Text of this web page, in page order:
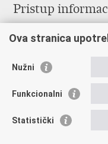
Pristup
Izjava o pristupačnosti
Ravnopravnost spolova
Važne poveznice
Vlada RH
Ova stranica
Nužni
Funkcionalni
Statistički